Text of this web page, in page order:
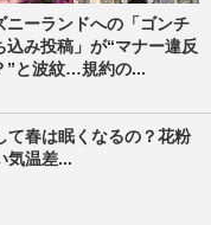
ニーランドへの「ゴンチ
込み投稿」が“マナー違反
”と波紋…規約の...
て春は眠くなるの？花粉
気温差...